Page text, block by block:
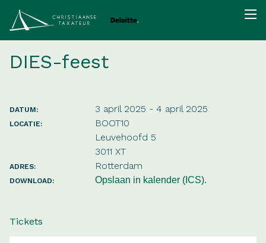
DIES-feest
DATUM: 3 april 2025 - 4 april 2025
LOCATIE: BOOT10
ADRES:
Leuvehoofd 5
3011 XT
Rotterdam
DOWNLOAD: Opslaan in kalender (ICS).
Tickets